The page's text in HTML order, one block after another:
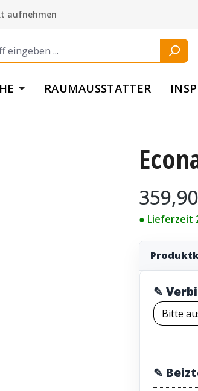
aufnehmen
RAUMAUSSTATTER
Regulärer
● Lieferzeit
✎
✎